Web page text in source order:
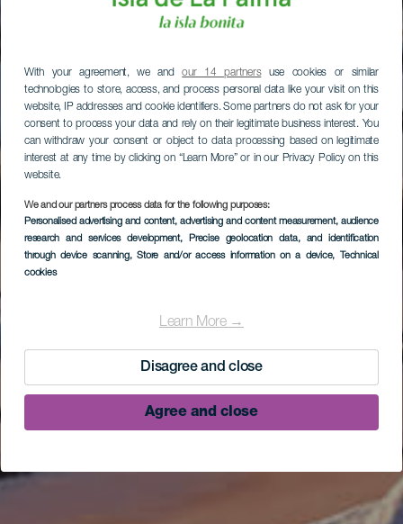
With your agreement, we andour 14 partnersuse cookies or similar
technologies to store, access, and process personal data like your visit on this
website, IP addresses and cookie identifiers. Some partners do not ask for your
consent to process your data and rely on their legitimate business interest. You
can withdraw your consent or object to data processing based on legitimate
interest at any time by clicking on “Learn More” or in our Privacy Policy on this
website.
We and our partners process data for the following purposes:
Personalised advertising and content, advertising and content measurement, audience
research and services development, Precise geolocation data, and identification
through device scanning, Store and/or access information on a device, Technical
cookies
Learn More →
Disagree and close
Agree and close